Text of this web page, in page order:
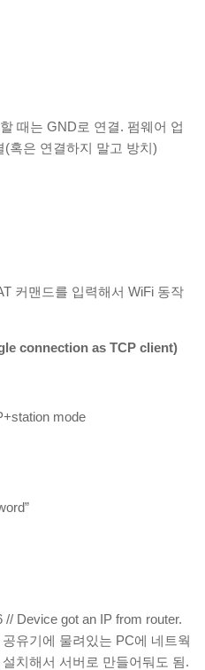
때는 GND로 연결. 펌웨어 업
혹은 연결하지 말고 방치)
커맨드를 입력해서 WiFi 동작
connection as TCP client)
mode
// Device got an IP from router.
유기에 물려있는 PC에 네트웍
치해서 서버로 만들어둬도 됨.